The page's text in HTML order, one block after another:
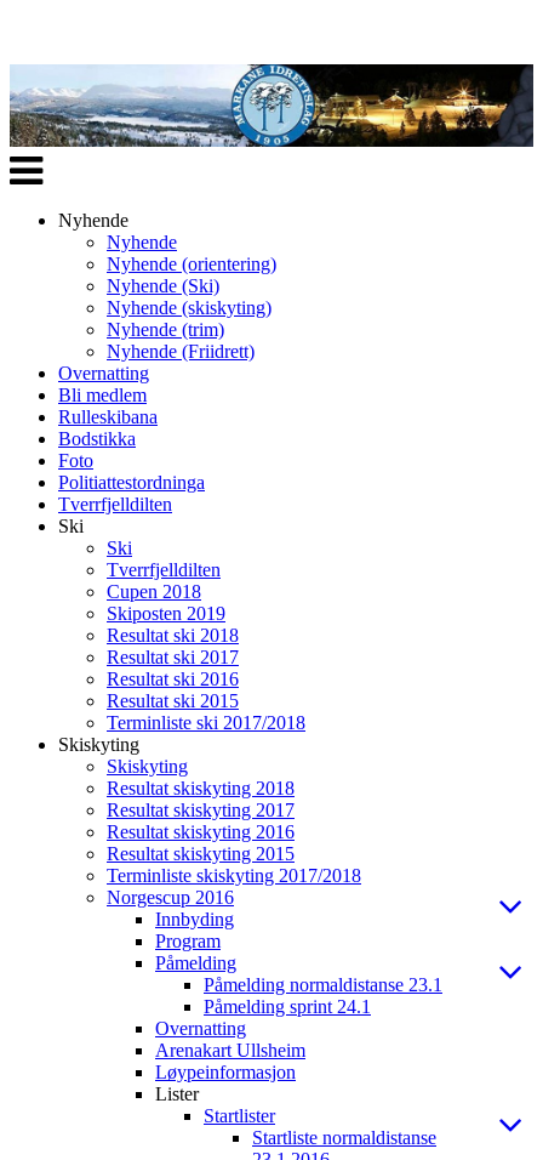
Veksle
navigasjon
Nyhende
Nyhende
Nyhende (orientering)
Nyhende (Ski)
Nyhende (skiskyting)
Nyhende (trim)
Nyhende (Friidrett)
Overnatting
Bli medlem
Rulleskibana
Bodstikka
Foto
Politiattestordninga
Tverrfjelldilten
Ski
Ski
Tverrfjelldilten
Cupen 2018
Skiposten 2019
Resultat ski 2018
Resultat ski 2017
Resultat ski 2016
Resultat ski 2015
Terminliste ski 2017/2018
Skiskyting
Skiskyting
Resultat skiskyting 2018
Resultat skiskyting 2017
Resultat skiskyting 2016
Resultat skiskyting 2015
Terminliste skiskyting 2017/2018
Norgescup 2016
Innbyding
Program
Påmelding
Påmelding normaldistanse 23.1
Påmelding sprint 24.1
Overnatting
Arenakart Ullsheim
Løypeinformasjon
Lister
Startlister
Startliste normaldistanse